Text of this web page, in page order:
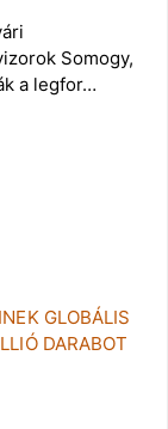
Somogy,
a legfor…